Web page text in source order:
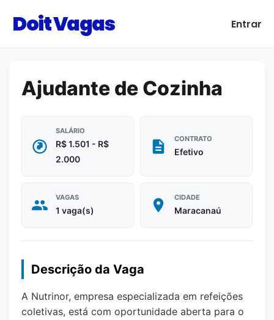
Doit Vagas Entrar
Ajudante de Cozinha
SALÁRIO
R$ 1.501 - R$
2.000
CONTRATO
Efetivo
VAGAS
1 vaga(s)
CIDADE
Maracanaú
Descrição da Vaga
A Nutrinor, empresa especializada em refeições
coletivas, está com oportunidade aberta para o